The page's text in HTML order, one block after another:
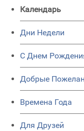
Календарь
Дни Недели
C Днем
Добрые
Времена Года
Для Друзей